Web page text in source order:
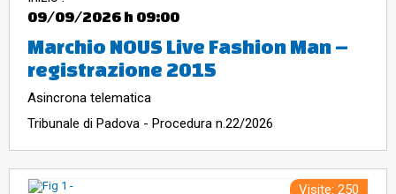
09/09/2026 h 09:00
Marchio NOUS Live Fashion Man –
registrazione 2015
Asincrona telematica
Tribunale di Padova - Procedura n.22/2026
Visite: 250